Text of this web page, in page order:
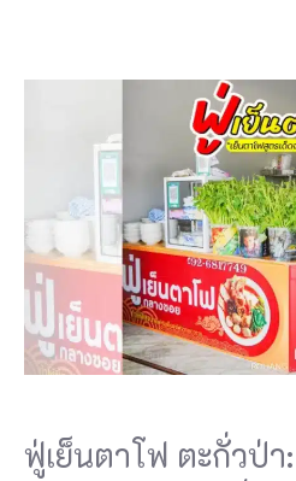
ฟู่เย็นตาโฟ ตะกั่วป่า